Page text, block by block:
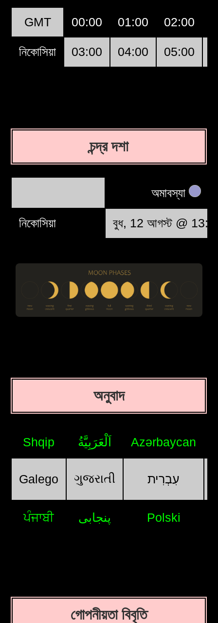
GMT 00:00 01:00 02:00
নিকোসিয়া 03:00 04:00 05:00
চন্দ্র দশা
অমাবস্যা
নিকোসিয়া বুধ, 12 আগস্ট @
অনুবাদ
Shqip اَلْعَرَبِيَّةُ Azərbaycan
Galego ગુજરાતી עִבְרִית
ਪੰਜਾਬੀ پنجابی Polski
গোপনীয়তা বিবৃতি